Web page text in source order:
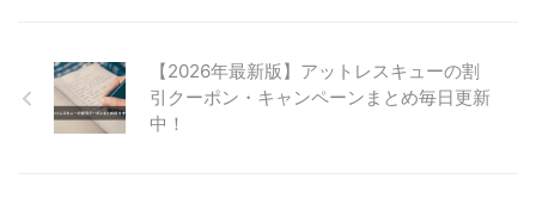
【2026年最新版】アットレスキューの割
引クーポン・キャンペーンまとめ毎日更新
中！